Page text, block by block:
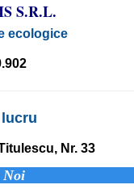
S.R.L.
ecologice
lucru
Nr. 33
Noi